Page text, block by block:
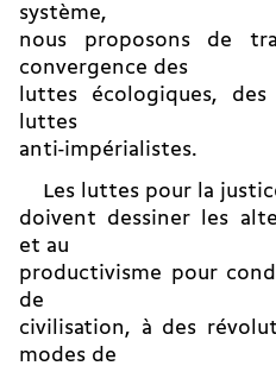
système,
nous proposons de
convergence des
luttes écologiques,
luttes
anti-impérialistes.
Les luttes pour la
doivent dessiner les
et au
productivisme pour
de
civilisation, à des
modes de